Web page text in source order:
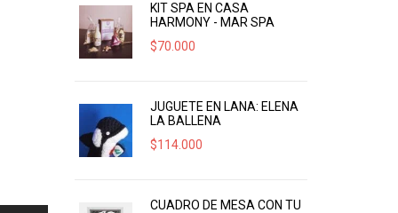
KIT SPA EN CASA
HARMONY - MAR SPA
$70.000
JUGUETE EN LANA: ELENA
LA BALLENA
$114.000
CUADRO DE MESA CON TU